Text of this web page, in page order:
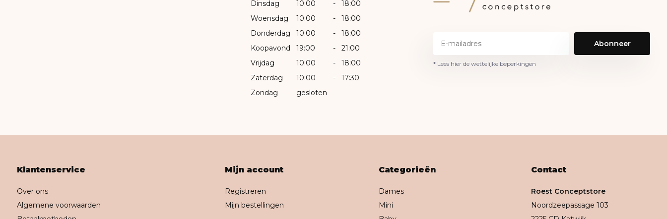
Dinsdag
10:00 -
18:00
Woensdag
10:00 -
18:00
Donderdag
10:00 -
18:00
Koopavond
19:00 -
21:00
Vrijdag
10:00 -
18:00
Zaterdag
10:00 -
17:30
Zondag
gesloten
Abonneer
* Lees hier de wettelijke beperkingen
Klantenservice
Over ons
Algemene voorwaarden
Mijn account
Registreren
Mijn bestellingen
Categorieën
Dames
Mini
Contact
Roest Conceptstore
Noordzeepassage 103